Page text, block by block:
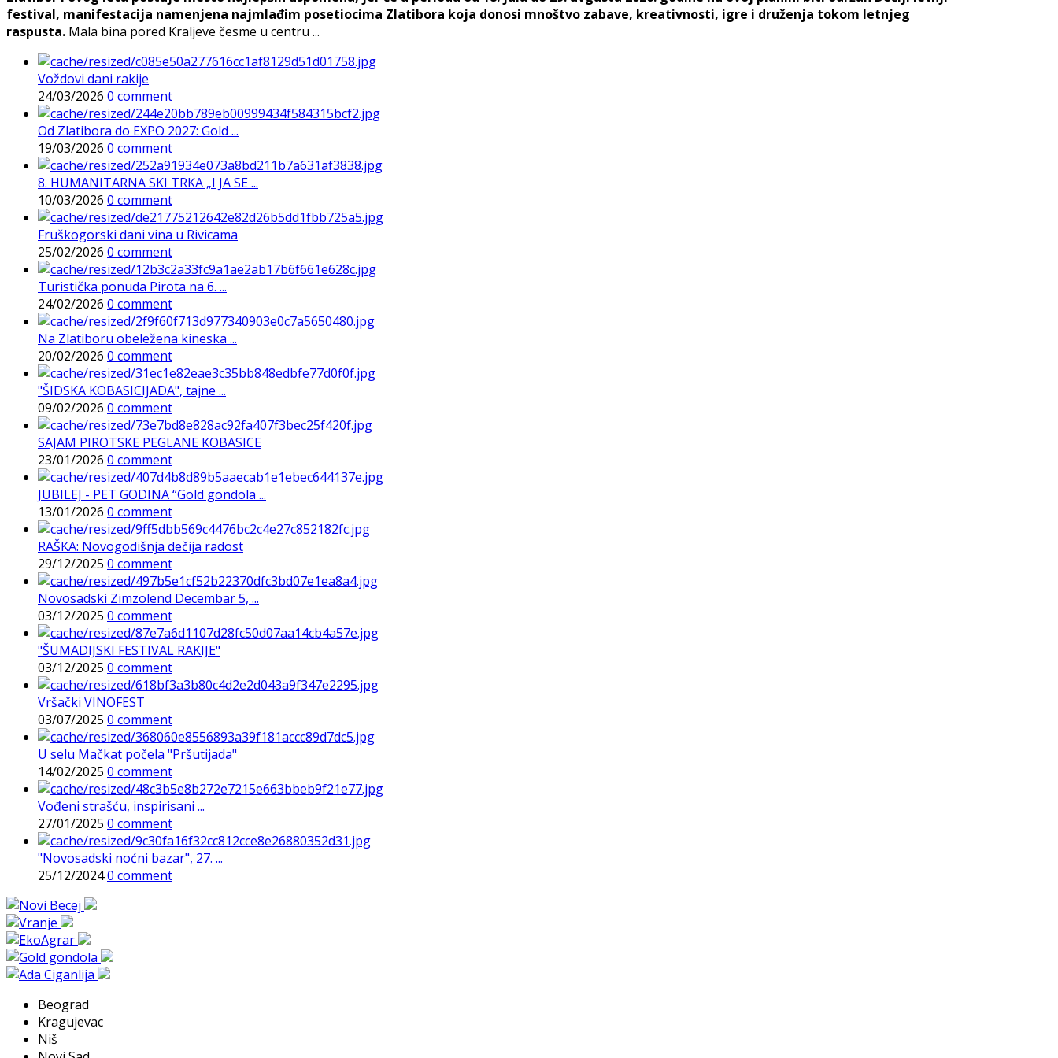
festival, manifestacija namenjena najmlađim posetiocima Zlatibora koja donosi mnoštvo zabave, kreativnosti, igre i druženja tokom letnjeg
raspusta. Mala bina pored Kraljeve česme u centru ...
Voždovi dani rakije
24/03/2026 0 comment
Od Zlatibora do EXPO 2027: Gold ...
19/03/2026 0 comment
8. HUMANITARNA SKI TRKA „I JA SE ...
10/03/2026 0 comment
Fruškogorski dani vina u Rivicama
25/02/2026 0 comment
Turistička ponuda Pirota na 6. ...
24/02/2026 0 comment
Na Zlatiboru obeležena kineska ...
20/02/2026 0 comment
"ŠIDSKA KOBASICIJADA", tajne ...
09/02/2026 0 comment
SAJAM PIROTSKE PEGLANE KOBASICE
23/01/2026 0 comment
JUBILEJ - PET GODINA “Gold gondola ...
13/01/2026 0 comment
RAŠKA: Novogodišnja dečija radost
29/12/2025 0 comment
Novosadski Zimzolend Decembar 5, ...
03/12/2025 0 comment
"ŠUMADIJSKI FESTIVAL RAKIJE"
03/12/2025 0 comment
Vršački VINOFEST
03/07/2025 0 comment
U selu Mačkat počela "Pršutijada"
14/02/2025 0 comment
Vođeni strašću, inspirisani ...
27/01/2025 0 comment
"Novosadski noćni bazar", 27. ...
25/12/20240 comment
Beograd
Kragujevac
Niš